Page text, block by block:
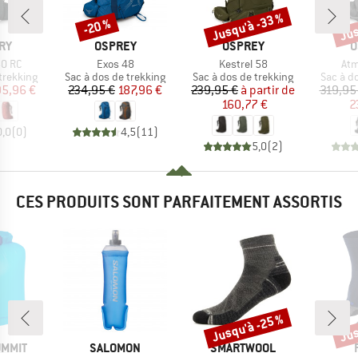
RC
réduit
€
(0)
MARQUE
OSPREY
Article
Exos 48
Product group
Sac à dos de trekking
Prix
234,95 €Prix réduit
187,96 €
4,5( 11)
Remise
-20 %
MARQUE
OSPREY
Article
Kestrel 58
Product group
Sac à dos de trekking
Prix
239,95 € Prix réduit
à partir de
160,77 €
5,0(2)
Remise
Jusqu'à -33 %
Sac à
CES PRODUITS SONT PARFAITEMENT ASSORTIS
MARQUE
SALOMON MARQUE
SMARTWOOL
Remise
Jusqu'à -25 %